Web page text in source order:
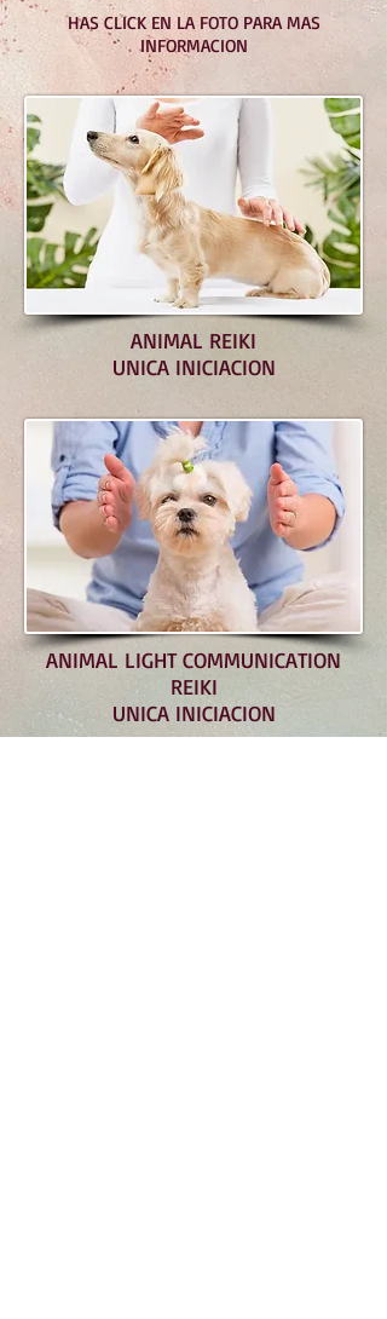
HAS CLICK EN LA FOTO PARA MAS
INFORMACION
ANIMAL REIKI
UNICA INICIACION
ANIMAL LIGHT COMMUNICATION
REIKI
UNICA INICIACION